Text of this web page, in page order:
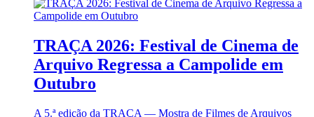
TRAÇA 2026: Festival de Cinema de
Arquivo Regressa a Campolide em
Outubro
A 5.ª edição da TRAÇA — Mostra de Filmes de Arquivos